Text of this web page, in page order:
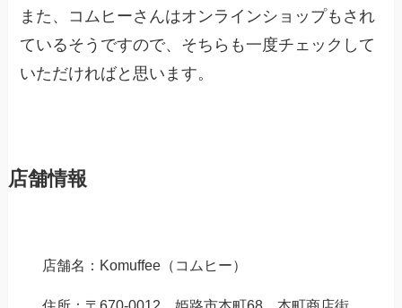
また、コムヒーさんはオンラインショップもされ
ているそうですので、そちらも一度チェックして
いただければと思います。
店舗情報
店舗名：Komuffee（コムヒー）